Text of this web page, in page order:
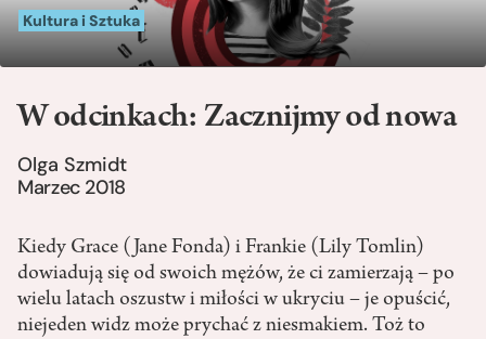
Kultura i Sztuka
W odcinkach: Zacznijmy od nowa
Olga Szmidt
Marzec 2018
Kiedy Grace (Jane Fonda) i Frankie (Lily Tomlin)
dowiadują się od swoich mężów, że ci zamierzają – po
wielu latach oszustw i miłości w ukryciu – je opuścić,
niejeden widz może prychać z niesmakiem. Toż to